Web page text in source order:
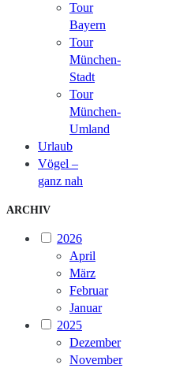
Tour
Bayern
Tour
München-
Stadt
Tour
München-
Umland
Urlaub
Vögel –
ganz nah
ARCHIV
2026
April
März
Februar
Januar
2025
Dezember
November